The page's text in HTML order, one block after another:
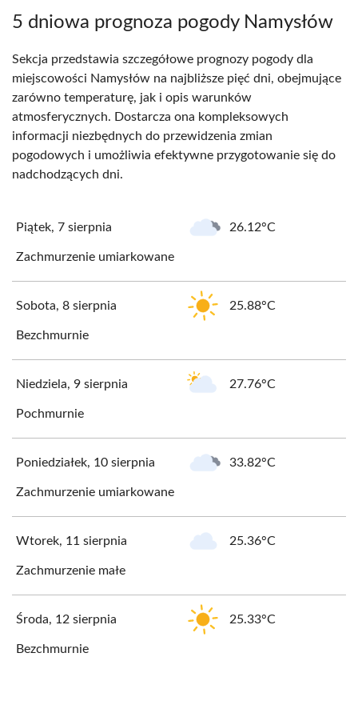
5 dniowa prognoza pogody Namysłów
Sekcja przedstawia szczegółowe prognozy pogody dla
miejscowości Namysłów na najbliższe pięć dni, obejmujące
zarówno temperaturę, jak i opis warunków
atmosferycznych. Dostarcza ona kompleksowych
informacji niezbędnych do przewidzenia zmian
pogodowych i umożliwia efektywne przygotowanie się do
nadchodzących dni.
Piątek, 7 sierpnia 26.12°C
Zachmurzenie umiarkowane
Sobota, 8 sierpnia 25.88°C
Bezchmurnie
Niedziela, 9 sierpnia 27.76°C
Pochmurnie
Poniedziałek, 10 sierpnia 33.82°C
Zachmurzenie umiarkowane
Wtorek, 11 sierpnia 25.36°C
Zachmurzenie małe
Środa, 12 sierpnia 25.33°C
Bezchmurnie